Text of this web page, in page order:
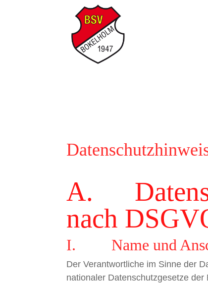
A.
nach
I. Name und
Der Verantwortliche im Sinne der
nationaler Datenschutzgesetze